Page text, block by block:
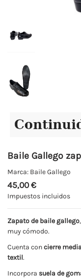
Baile Gallego
Marca: Baile Gallego
45,00 €
Impuestos incluidos
Zapato de baile gallego
muy cómodo.
Cuenta concierre
textil.
Incorpora suela de